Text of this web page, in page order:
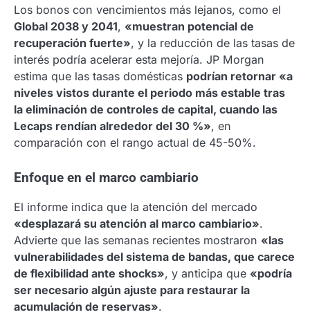
Los bonos con vencimientos más lejanos, como el
Global 2038 y 2041, «muestran potencial de
recuperación fuerte», y la reducción de las tasas de
interés podría acelerar esta mejoría. JP Morgan
estima que las tasas domésticas podrían retornar «a
niveles vistos durante el periodo más estable tras
la eliminación de controles de capital, cuando las
Lecaps rendían alrededor del 30 %», en
comparación con el rango actual de 45-50%.
Enfoque en el marco cambiario
El informe indica que la atención del mercado
«desplazará su atención al marco cambiario».
Advierte que las semanas recientes mostraron «las
vulnerabilidades del sistema de bandas, que carece
de flexibilidad ante shocks», y anticipa que «podría
ser necesario algún ajuste para restaurar la
acumulación de reservas».